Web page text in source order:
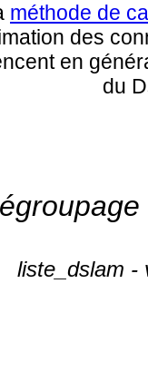
méthode de
des
en
du
liste_dslam -